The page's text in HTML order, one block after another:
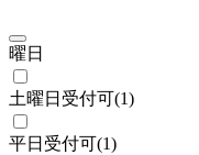
曜日
土曜日受付可(1)
平日受付可(1)